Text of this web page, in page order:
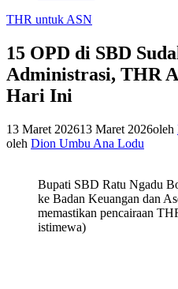
THR untuk ASN
15 OPD di SBD
Administrasi, THR
Hari Ini
13 Maret 202613 Maret 2026oleh
oleh Dion Umbu Ana Lodu
Bupati SBD Ratu Ngadu
ke Badan Keuangan dan
memastikan pencairaan
istimewa)